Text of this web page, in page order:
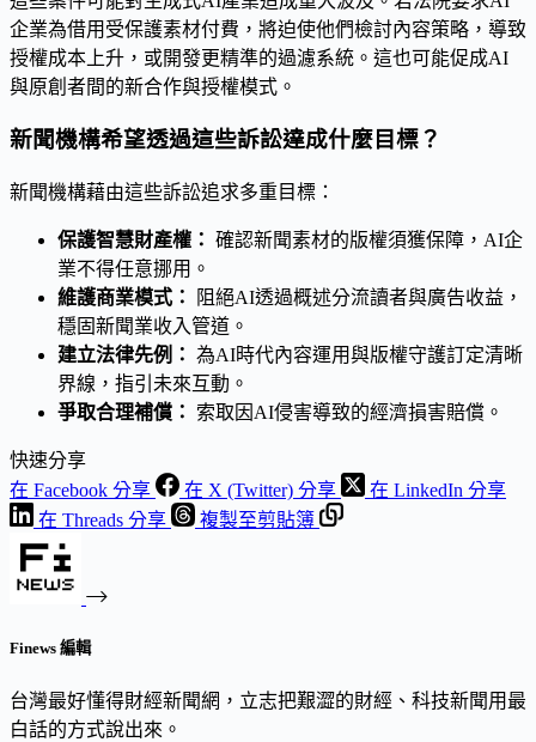
企業為借用受保護素材付費，將迫使他們檢討內容策略，導致
授權成本上升，或開發更精準的過濾系統。這也可能促成AI
與原創者間的新合作與授權模式。
新聞機構希望透過這些訴訟達成什麼目標？
新聞機構藉由這些訴訟追求多重目標：
保護智慧財產權： 確認新聞素材的版權須獲保障，AI企
業不得任意挪用。
維護商業模式：
阻絕AI透過概述分流讀者與廣告收益，
穩固新聞業收入管道。
建立法律先例： 為AI時代內容運用與版權守護訂定清晰
界線，指引未來互動。
爭取合理補償：
索取因AI侵害導致的經濟損害賠償。
快速分享
在 Facebook 分享
在 X (Twitter) 分享
在 LinkedIn 分享
在 Threads 分享
複製至剪貼簿
Finews 編輯
台灣最好懂得財經新聞網，立志把艱澀的財經、科技新聞用最
白話的方式說出來。